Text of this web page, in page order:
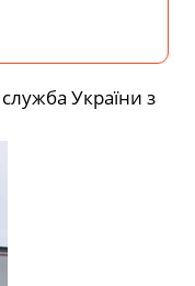
України з